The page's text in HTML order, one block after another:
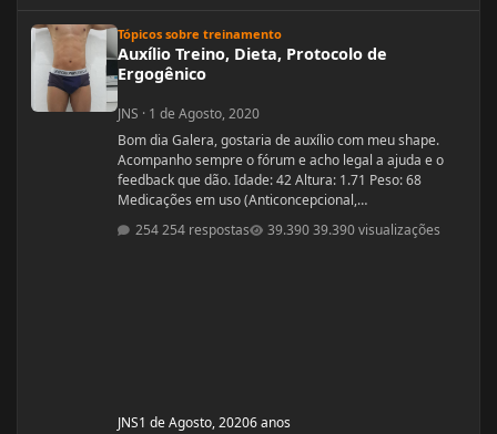
Auxílio Treino, Dieta, Protocolo de Ergogênico
Tópicos sobre treinamento
Auxílio Treino, Dieta, Protocolo de
Ergogênico
JNS · 1 de Agosto, 2020
Bom dia Galera, gostaria de auxílio com meu shape.
Acompanho sempre o fórum e acho legal a ajuda e o
feedback que dão. Idade: 42 Altura: 1.71 Peso: 68
Medicações em uso (Anticoncepcional,
antidepressivo,anti hipertensivo, etc...): nenhuma
Problemas de Saúde e história de cirurgias: nenhuma
254 respostas 39.390 visualizações
JNS1 de Agosto, 20206 anos